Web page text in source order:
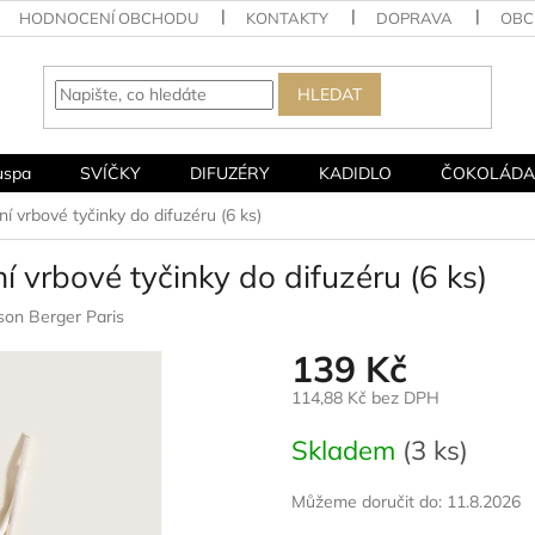
HODNOCENÍ OBCHODU KONTAKTY DOPRAVA
HLEDAT
SVÍČKY DIFUZÉRY KADIDLO ČOKOLÁDA
vrbové tyčinky do difuzéru (6 ks)
vrbové tyčinky do difuzéru (6 ks)
Berger Paris
139 Kč
114,88 Kč bez DPH
cena:
Skladem (3 ks)
Můžeme doručit do: 11.8.2026